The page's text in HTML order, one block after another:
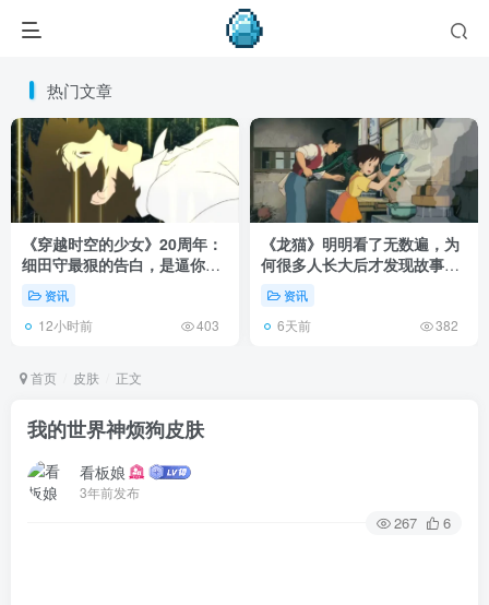
热门文章
《穿越时空的少女》20周年：
细田守最狠的告白，是逼你承
认有些夏天回不去了！
资讯
12小时前 403
《龙猫》明明看了无数遍，为
何很多人长大后才发现故事根
本不在 1988 年！
资讯
6天前 382
首页 皮肤 正文
我的世界神烦狗皮肤
看板娘
3年前发布
267 6